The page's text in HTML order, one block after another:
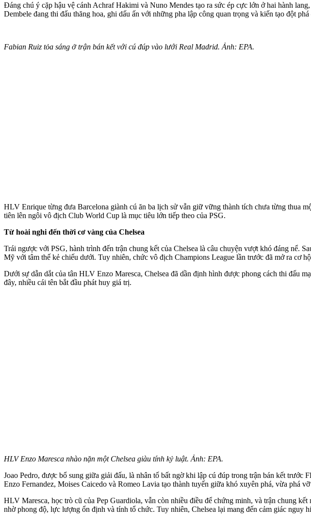
Đáng chú ý cặp hậu vệ cánh Achraf Hakimi và Nuno Mendes tạo ra sức ép cực lớn ở hai hành
Dembele đang thi đấu thăng hoa, ghi dấu ấn với những pha lập công quan trọng và kiến tạo đột
Fabian Ruiz tỏa sáng ở trận bán kết với cú đúp vào lưới Real Madrid. Ảnh: EPA.
HLV Enrique từng đưa Barcelona giành cú ăn ba lịch sử vẫn giữ vững thành tích chưa từng thua
tiên lên ngôi vô địch Club World Cup là mục tiêu lớn tiếp theo của PSG.
Từ hoài nghi đến thời cơ vàng của Chelsea
Trái ngược với PSG, hành trình đến trận chung kết của Chelsea là câu chuyện vượt khó đáng nể.
Mỹ với tâm thế kẻ chiếu dưới. Tuy nhiên, chức vô địch Champions League lần trước đã mở ra cơ
Dưới sự dẫn dắt của tân HLV Enzo Maresca, Chelsea đã dần định hình được phong cách thi đấu
đây, nhiều cái tên bắt đầu phát huy giá trị.
HLV Enzo Maresca nhào nặn một Chelsea giàu tính kỷ luật. Ảnh: EPA.
Joao Pedro, được bổ sung giữa giải đấu, là nhân tố bất ngờ khi lập cú đúp trong trận bán kết
Enzo Fernandez, Moises Caicedo và Romeo Lavia tạo thành tuyến giữa khó xuyên phá, vừa phá
HLV Maresca, học trò cũ của Pep Guardiola, vẫn còn nhiều điều để chứng minh, và trận chung
nhờ phong độ, lực lượng ổn định và tính tổ chức. Tuy nhiên, Chelsea lại mang đến cảm giác nguy